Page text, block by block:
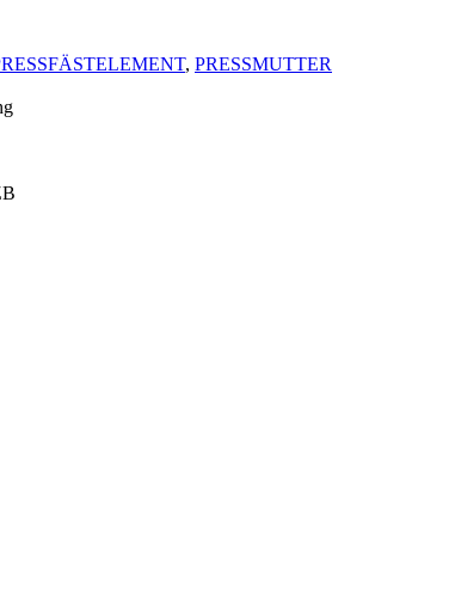
, PRESSMUTTER